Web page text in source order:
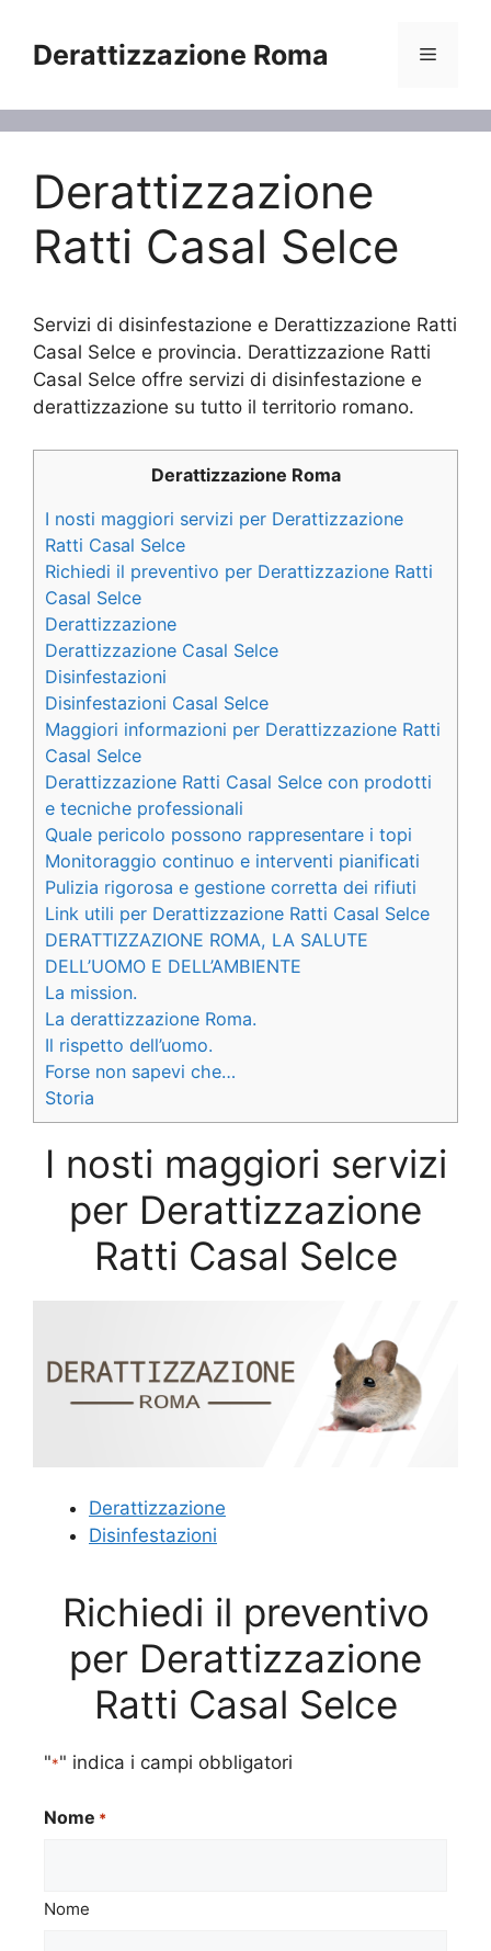
contenuto
Derattizzazione Roma Menu
Derattizzazione
Ratti Casal Selce
Servizi di disinfestazione e Derattizzazione Ratti
Casal Selce e provincia. Derattizzazione Ratti
Casal Selce offre servizi di disinfestazione e
derattizzazione su tutto il territorio romano.
Derattizzazione Roma
I nosti maggiori servizi per Derattizzazione
Ratti Casal Selce
Richiedi il preventivo per Derattizzazione Ratti
Casal Selce
Derattizzazione
Derattizzazione Casal Selce
Disinfestazioni
Disinfestazioni Casal Selce
Maggiori informazioni per Derattizzazione Ratti
Casal Selce
Derattizzazione Ratti Casal Selce con prodotti
e tecniche professionali
Quale pericolo possono rappresentare i topi
Monitoraggio continuo e interventi pianificati
Pulizia rigorosa e gestione corretta dei rifiuti
Link utili per Derattizzazione Ratti Casal Selce
DERATTIZZAZIONE ROMA, LA SALUTE
DELL’UOMO E DELL’AMBIENTE
La mission.
La derattizzazione Roma.
Il rispetto dell’uomo.
Forse non sapevi che…
Storia
I nosti maggiori servizi
per Derattizzazione
Ratti Casal Selce
Derattizzazione
Disinfestazioni
Richiedi il preventivo
per Derattizzazione
Ratti Casal Selce
"*" indica i campi obbligatori
Nome *
Nome